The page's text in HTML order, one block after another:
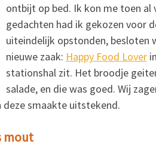
ontbijtop bed. Ik kon me toen al
gedachten had ik gekozen voor
uiteindelijk opstonden, besloten
nieuwe zaak: Happy Food Lover
stationshal zit. Het broodje
salade, en die was goed. Wij
deze smaakte uitstekend.
mout